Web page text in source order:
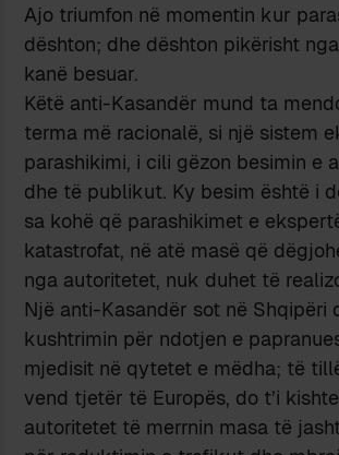
Ajo triumfon në momentin kur
dështon; dhe dështon pikërisht
kanë besuar.
Këtë anti-Kasandër mund ta
terma më racionalë, si një sistem
parashikimi, i cili gëzon besimin e
dhe të publikut. Ky besim është i
sa kohë që parashikimet e
katastrofat, në atë masë që
nga autoritetet, nuk duhet të
Një anti-Kasandër sot në Shqipëri
kushtrimin për ndotjen e
mjedisit në qytetet e mëdha; të
vend tjetër të Europës, do t’i
autoritetet të merrnin masa të